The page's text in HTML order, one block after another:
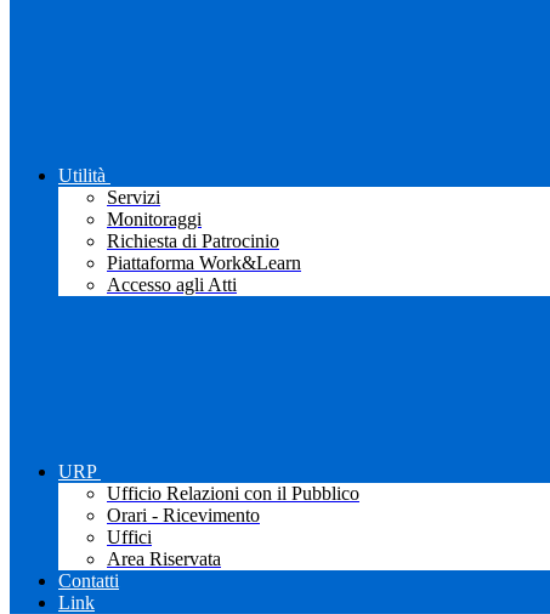
Utilità
Servizi
Monitoraggi
Richiesta di Patrocinio
Piattaforma Work&Learn
Accesso agli Atti
URP
Ufficio Relazioni con il Pubblico
Orari - Ricevimento
Uffici
Area Riservata
Contatti
Link